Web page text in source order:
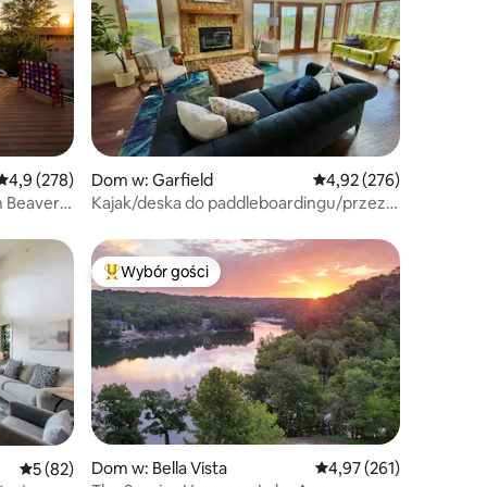
ocena: 4,9 na 5, liczba recenzji: 278
4,9 (278)
Beaver
Dom w: Garfield Średnia ocena: 4,92
4,92 (276)
Kajak/deska do paddleboardingu/przez
gości
Średnia ocena: 5 na 5, liczba recenzji: 82
5 (82)
Najpopularniejsze z kategorii Wybór gości
Wybór gości
Dom w: Bella Vista Średnia ocena: 4,97
4,97 (261)